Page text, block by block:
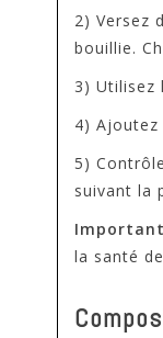
2) Versez
bouillie.
3) Utilisez
4)
5)
suivant la
Important
la santé